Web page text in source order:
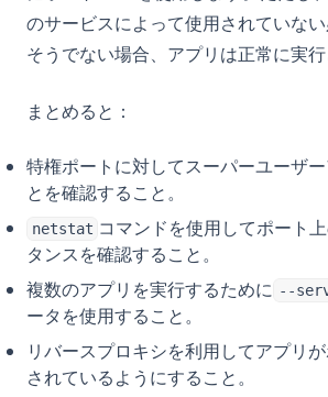
のサービスによって使用されていない
そうでない場合、アプリは正常に実行
まとめると：
特権ポートに対してスーパーユーザ
とを確認すること。
netstat コマンドを使用してポート
タンスを確認すること。
複数のアプリを実行するために --
ータを使用すること。
リバースプロキシを利用してアプリ
されているようにすること。